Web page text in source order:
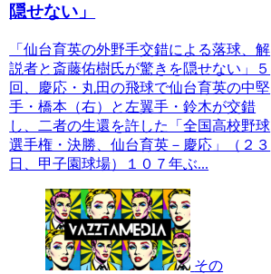
隠せない」
「仙台育英の外野手交錯による落球、解
説者と斎藤佑樹氏が驚きを隠せない」５
回、慶応・丸田の飛球で仙台育英の中堅
手・橋本（右）と左翼手・鈴木が交錯
し、二者の生還を許した「全国高校野球
選手権・決勝、仙台育英－慶応」（２３
日、甲子園球場）１０７年ぶ...
その